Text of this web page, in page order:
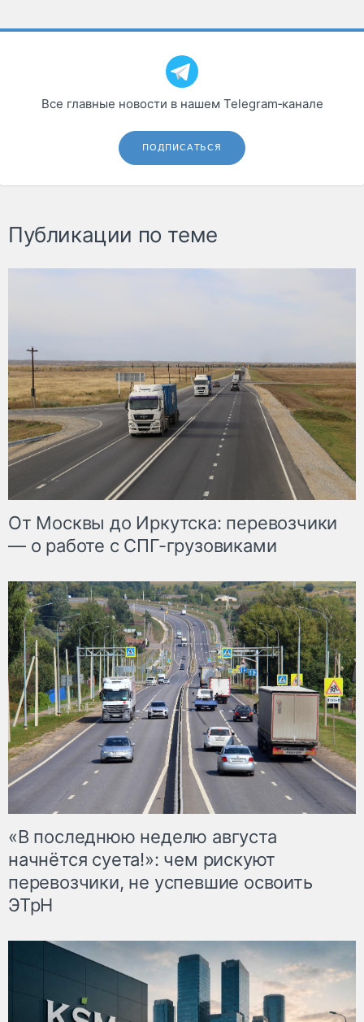
Все главные новости в нашем Telegram‑канале
ПОДПИСАТЬСЯ
Публикации по теме
От Москвы до Иркутска: перевозчики
— о работе с СПГ-грузовиками
«В последнюю неделю августа
начнётся суета!»: чем рискуют
перевозчики, не успевшие освоить
ЭТрН